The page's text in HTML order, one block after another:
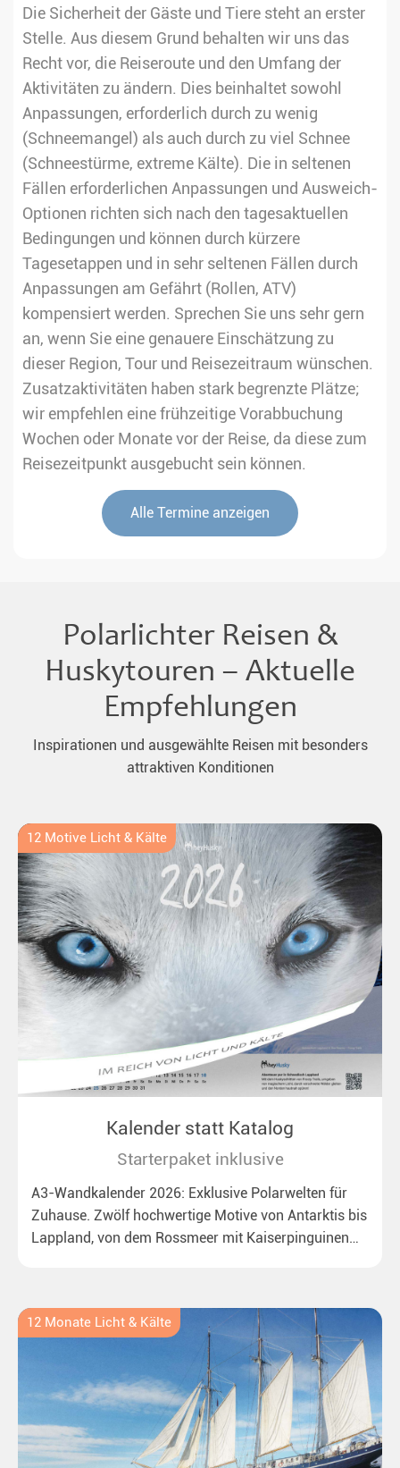
Die Sicherheit der Gäste und Tiere steht an erster
Stelle. Aus diesem Grund behalten wir uns das
Recht vor, die Reiseroute und den Umfang der
Aktivitäten zu ändern. Dies beinhaltet sowohl
Anpassungen, erforderlich durch zu wenig
(Schneemangel) als auch durch zu viel Schnee
(Schneestürme, extreme Kälte). Die in seltenen
Fällen erforderlichen Anpassungen und Ausweich-
Optionen richten sich nach den tagesaktuellen
Bedingungen und können durch kürzere
Tagesetappen und in sehr seltenen Fällen durch
Anpassungen am Gefährt (Rollen, ATV)
kompensiert werden. Sprechen Sie uns sehr gern
an, wenn Sie eine genauere Einschätzung zu
dieser Region, Tour und Reisezeitraum wünschen.
Zusatzaktivitäten haben stark begrenzte Plätze;
wir empfehlen eine frühzeitige Vorabbuchung
Wochen oder Monate vor der Reise, da diese zum
Reisezeitpunkt ausgebucht sein können.
Alle Termine anzeigen
Polarlichter Reisen &
Huskytouren – Aktuelle
Empfehlungen
Inspirationen und ausgewählte Reisen mit besonders
attraktiven Konditionen
12 Motive Licht & Kälte
Kalender statt Katalog
Starterpaket inklusive
A3-Wandkalender 2026: Exklusive Polarwelten für
Zuhause. Zwölf hochwertige Motive von Antarktis bis
Lappland, von dem Rossmeer mit Kaiserpinguinen
12 Monate Licht & Kälte